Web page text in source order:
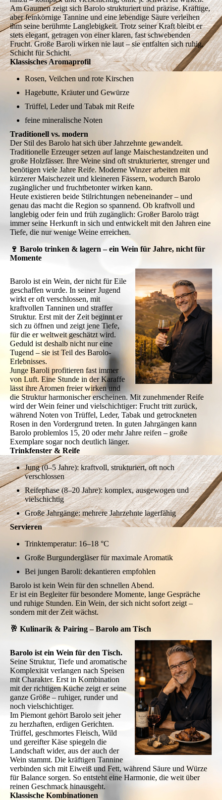
Am Gaumen zeigt sich Barolo strukturiert und präzise. Kräftige,
aber feinkörnige Tannine und eine lebendige Säure verleihen
ihm seine berühmte Langlebigkeit. Trotz seiner Kraft bleibt er
stets elegant, getragen von einer klaren, fast schwebenden
Frucht. Große Baroli wirken nie laut – sie entfalten sich ruhig,
Schicht für Schicht.
Klassisches Aromaprofil
Rosen, Veilchen und rote Kirschen
Hagebutte, Kräuter und Gewürze
Trüffel, Leder und Tabak mit Reife
feine mineralische Noten
Traditionell vs. modern
Der Stil des Barolo hat sich über Jahrzehnte gewandelt.
Traditionelle Erzeuger setzen auf lange Maischestandzeiten und
große Holzfässer. Ihre Weine sind oft strukturierter, strenger und
benötigen viele Jahre Reife. Moderne Winzer arbeiten mit
kürzerer Maischezeit und kleineren Fässern, wodurch Barolo
zugänglicher und fruchtbetonter wirken kann.
Heute existieren beide Stilrichtungen nebeneinander – und
genau das macht die Region so spannend. Ob kraftvoll und
langlebig oder fein und früh zugänglich: Großer Barolo trägt
immer seine Herkunft in sich und entwickelt mit den Jahren eine
Tiefe, die nur wenige Weine erreichen.
🍷 Barolo trinken & lagern – ein Wein für Jahre, nicht für
Momente
Barolo ist ein Wein, der nicht für Eile
geschaffen wurde. In seiner Jugend
wirkt er oft verschlossen, mit
kraftvollen Tanninen und straffer
Struktur. Erst mit der Zeit beginnt er
sich zu öffnen und zeigt jene Tiefe,
für die er weltweit geschätzt wird.
Geduld ist deshalb nicht nur eine
Tugend – sie ist Teil des Barolo-
Erlebnisses.
Junge Baroli profitieren fast immer
von Luft. Eine Stunde in der Karaffe
lässt ihre Aromen freier wirken und
die Struktur harmonischer erscheinen. Mit zunehmender Reife
wird der Wein feiner und vielschichtiger: Frucht tritt zurück,
während Noten von Trüffel, Leder, Tabak und getrockneten
Rosen in den Vordergrund treten. In guten Jahrgängen kann
Barolo problemlos 15, 20 oder mehr Jahre reifen – große
Exemplare sogar noch deutlich länger.
Trinkfenster & Reife
Jung (0–5 Jahre): kraftvoll, strukturiert, oft noch
verschlossen
Reifephase (8–20 Jahre): komplex, ausgewogen und
vielschichtig
Große Jahrgänge: mehrere Jahrzehnte lagerfähig
Servieren
Trinktemperatur: 16–18 °C
Große Burgundergläser für maximale Aromatik
Bei jungen Baroli: dekantieren empfohlen
Barolo ist kein Wein für den schnellen Abend.
Er ist ein Begleiter für besondere Momente, lange Gespräche
und ruhige Stunden. Ein Wein, der sich nicht sofort zeigt –
sondern mit der Zeit wächst.
🥂 Kulinarik & Pairing – Barolo am Tisch
Barolo ist ein Wein für den Tisch.
Seine Struktur, Tiefe und aromatische
Komplexität verlangen nach Speisen
mit Charakter. Erst in Kombination
mit der richtigen Küche zeigt er seine
ganze Größe – ruhiger, runder und
noch vielschichtiger.
Im Piemont gehört Barolo seit jeher
zu herzhaften, erdigen Gerichten.
Trüffel, geschmortes Fleisch, Wild
und gereifter Käse spiegeln die
Landschaft wider, aus der auch der
Wein stammt. Die kräftigen Tannine
verbinden sich mit Eiweiß und Fett, während Säure und Würze
für Balance sorgen. So entsteht eine Harmonie, die weit über
reinen Geschmack hinausgeht.
Klassische Kombinationen